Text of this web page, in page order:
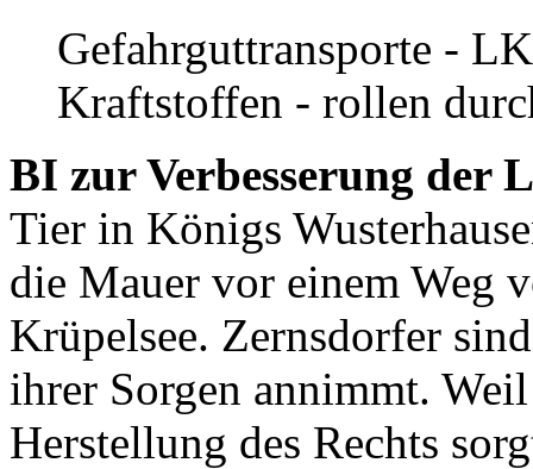
Gefahrguttransporte -
Kraftstoffen - rollen
BI zur Verbesserung der
Tier in Königs
die Mauer vor einem Weg
Krüpelsee. Zernsdorfer
ihrer Sorgen annimmt.
Herstellung des Rechts